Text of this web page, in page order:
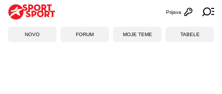
Otvori
Prijava
NOVO FORUM MOJE TEME TABELE